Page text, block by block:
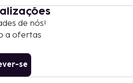
de nós!
a ofertas
se